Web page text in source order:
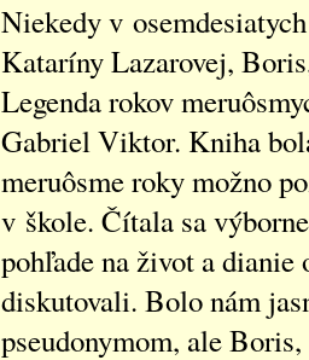
Niekedy v
Kataríny Lazarovej,
Legenda rokov
Gabriel Viktor. Kniha
meruôsme roky možno
v škole. Čítala sa
pohľade na život a dianie
diskutovali. Bolo nám
pseudonymom, ale